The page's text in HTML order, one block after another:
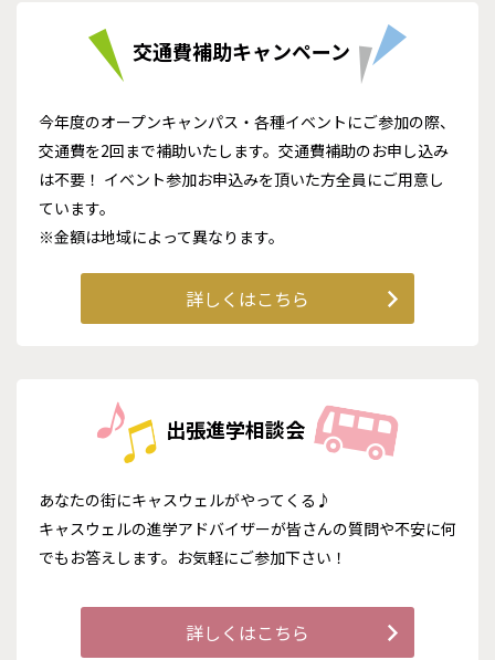
交通費補助キャンペーン
今年度のオープンキャンパス・各種イベントにご参加の際、
交通費を2回まで補助いたします。交通費補助のお申し込み
は不要！ イベント参加お申込みを頂いた方全員にご用意し
ています。
※金額は地域によって異なります。
詳しくはこちら
出張進学相談会
あなたの街にキャスウェルがやってくる♪
キャスウェルの進学アドバイザーが皆さんの質問や不安に何
でもお答えします。お気軽にご参加下さい！
詳しくはこちら